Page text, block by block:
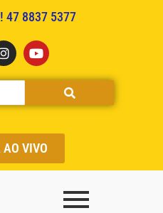
47 8837 5377
AO VIVO